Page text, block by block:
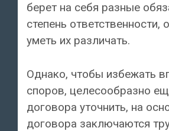
берет на себя разные
степень ответственности,
уметь их различать.
Однако, чтобы избежать
споров, целесообразно
договора уточнить, на
договора заключаются